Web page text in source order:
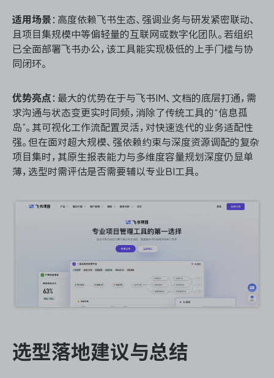
适用场景 ：高度依赖飞书生态、强调业务与研发紧密联动、
且项目集规模中等偏轻量的互联网或数字化团队。若组织
已全面部署飞书办公，该工具能实现极低的上手门槛与协
同闭环。
优势亮点 ：最大的优势在于与飞书IM、文档的底层打通，需
求沟通与状态变更实时同频，消除了传统工具的“信息孤
岛”。其可视化工作流配置灵活，对快速迭代的业务适配性
强。但在面对超大规模、强依赖约束与深度资源调配的复杂
项目集时，其原生报表能力与多维度容量规划深度仍显单
薄，选型时需评估是否需要辅以专业BI工具。
选型落地建议与总结